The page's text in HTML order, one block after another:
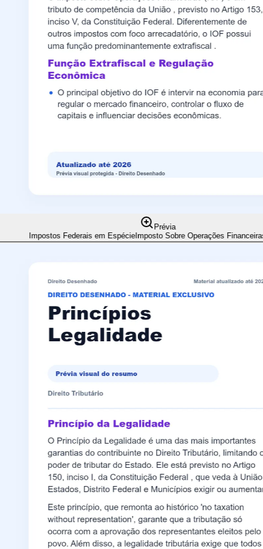
Prévia
Impostos Federais em EspécieImposto Sobre Operações